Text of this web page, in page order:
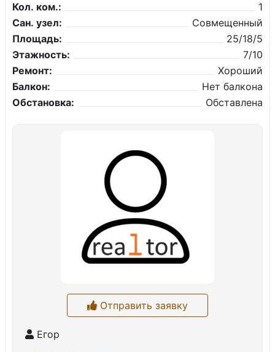
Кол. ком.:
1
Сан. узел:
Совмещенный
Площадь:
25/18/5
Этажность:
7/10
Ремонт:
Хороший
Балкон:
Нет балкона
Обстановка:
Обставлена
Отправить заявку
Егор